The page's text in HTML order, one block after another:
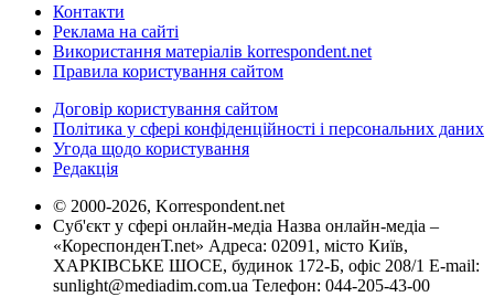
Контакти
Реклама на сайті
Використання матеріалів korrespondent.net
Правила користування сайтом
Договір користування сайтом
Політика у сфері конфіденційності і персональних даних
Угода щодо користування
Редакція
© 2000-2026, Korrespondent.net
Суб'єкт у сфері онлайн-медіа Назва онлайн-медіа –
«КореспонденТ.net» Адреса: 02091, місто Київ,
ХАРКІВСЬКЕ ШОСЕ, будинок 172-Б, офіс 208/1 E-mail:
sunlight@mediadim.com.ua Телефон: 044-205-43-00